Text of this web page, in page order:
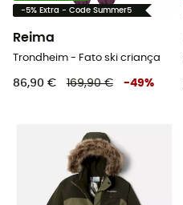
-5% Extra - Code Summer5
Reima
Trondheim - Fato ski criança
86,90 € 169,90 € -49%